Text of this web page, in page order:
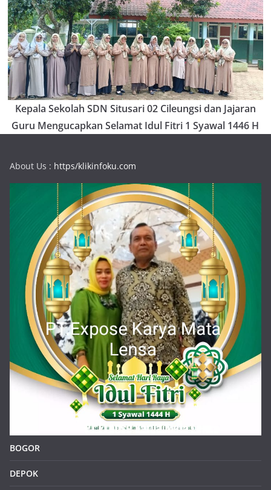
Kepala Sekolah SDN Situsari 02 Cileungsi dan Jajaran
Guru Mengucapkan Selamat Idul Fitri 1 Syawal 1446 H
About Us : https/klikinfoku.com
BOGOR
DEPOK